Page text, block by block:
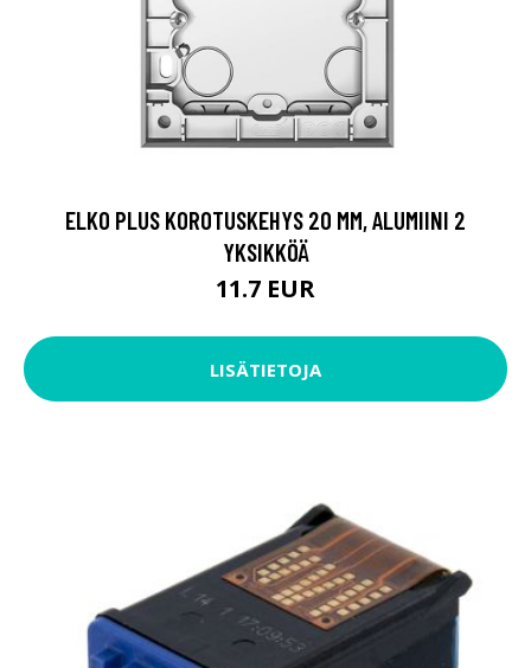
ELKO PLUS KOROTUSKEHYS 20 MM, ALUMIINI 2
YKSIKKÖÄ
11.7 EUR
LISÄTIETOJA